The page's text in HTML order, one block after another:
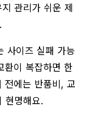
관리가 쉬운 제
사이즈 실패 가능
환이 복잡하면 한
전에는 반품비, 교
현명해요.